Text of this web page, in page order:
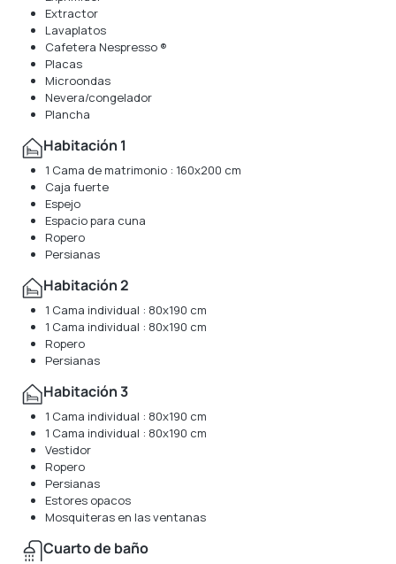
Extractor
Lavaplatos
Cafetera Nespresso ®
Placas
Microondas
Nevera/congelador
Plancha
Habitación 1
1 Cama de matrimonio : 160x200 cm
Caja fuerte
Espejo
Espacio para cuna
Ropero
Persianas
Habitación 2
1 Cama individual : 80x190 cm
1 Cama individual : 80x190 cm
Ropero
Persianas
Habitación 3
1 Cama individual : 80x190 cm
1 Cama individual : 80x190 cm
Vestidor
Ropero
Persianas
Estores opacos
Mosquiteras en las ventanas
Cuarto de baño